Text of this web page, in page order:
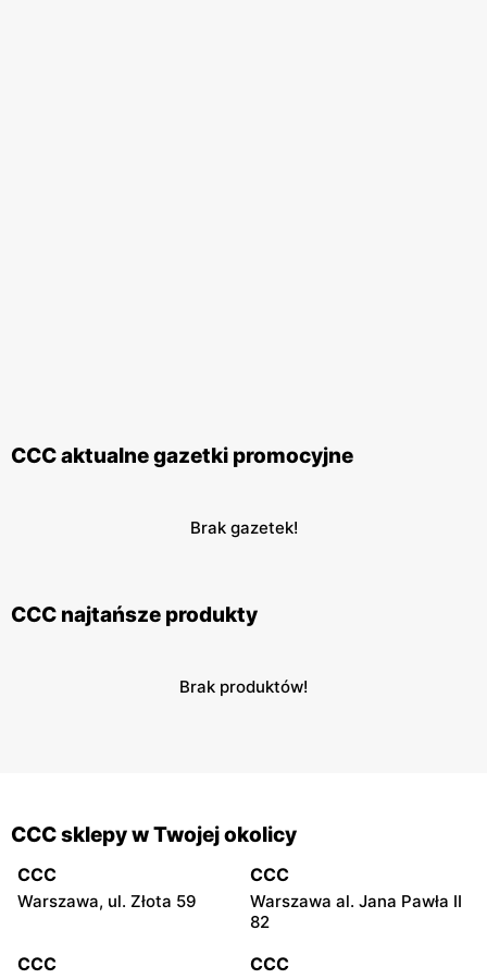
CCC aktualne gazetki promocyjne
Brak gazetek!
CCC najtańsze produkty
Brak produktów!
CCC sklepy w Twojej okolicy
CCC
Warszawa, ul. Złota 59
CCC
Warszawa al. Jana Pawła II
82
CCC CCC